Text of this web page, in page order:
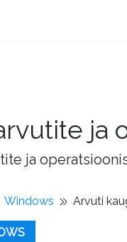
ja
ja
Windows Arvuti